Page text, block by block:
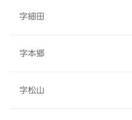
字細田
字本郷
字松山